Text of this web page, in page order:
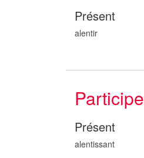
Présent
alentir
Participe
Présent
alentissant